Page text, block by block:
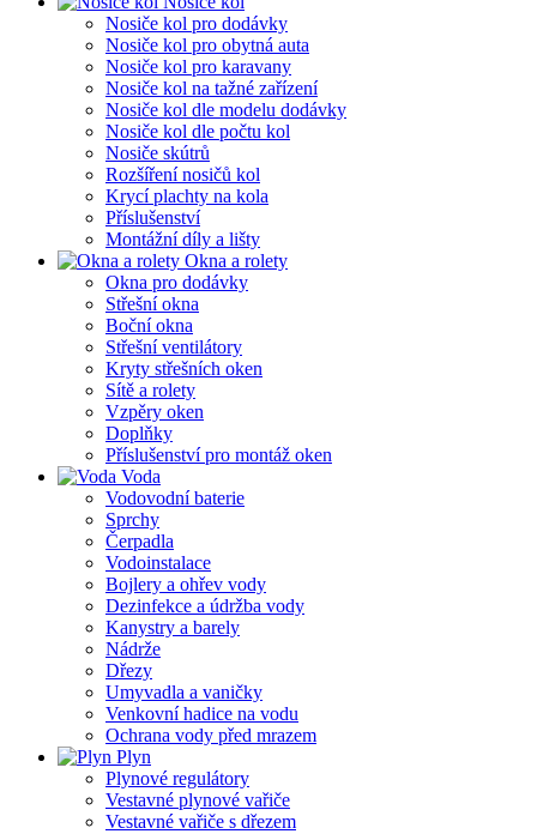
Nosiče kol pro dodávky
Nosiče kol pro obytná auta
Nosiče kol pro karavany
Nosiče kol na tažné zařízení
Nosiče kol dle modelu dodávky
Nosiče kol dle počtu kol
Nosiče skútrů
Rozšíření nosičů kol
Krycí plachty na kola
Příslušenství
Montážní díly a lišty
Okna a rolety
Okna pro dodávky
Střešní okna
Boční okna
Střešní ventilátory
Kryty střešních oken
Sítě a rolety
Vzpěry oken
Doplňky
Příslušenství pro montáž oken
Voda
Vodovodní baterie
Sprchy
Čerpadla
Vodoinstalace
Bojlery a ohřev vody
Dezinfekce a údržba vody
Kanystry a barely
Nádrže
Dřezy
Umyvadla a vaničky
Venkovní hadice na vodu
Ochrana vody před mrazem
Plyn
Plynové regulátory
Vestavné plynové vařiče
Vestavné vařiče s dřezem